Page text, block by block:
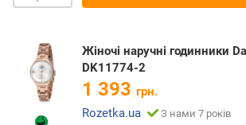
Жіночі наручні годинники
DK11774-2
1 393 грн.
Rozetka.ua
З нами 7 років